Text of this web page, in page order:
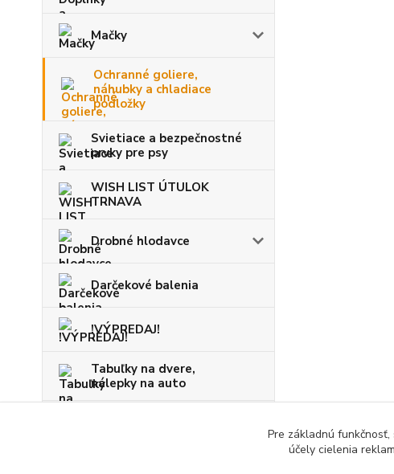
Mačky
Ochranné goliere,
náhubky a chladiace
podložky
Svietiace a bezpečnostné
prvky pre psy
WISH LIST ÚTULOK
TRNAVA
Drobné hlodavce
Darčekové balenia
!VÝPREDAJ!
Tabuľky na dvere,
nálepky na auto
Pre základnú
účely cielenia